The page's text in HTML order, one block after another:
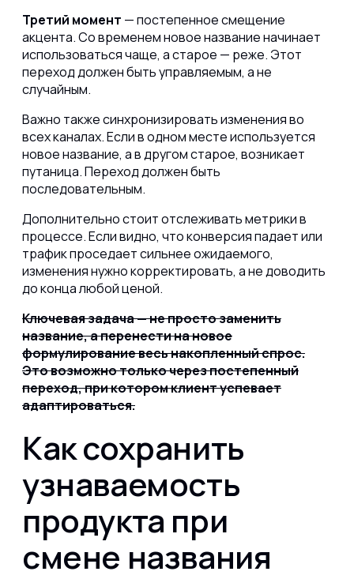
Третий момент — постепенное смещение
акцента. Со временем новое название начинает
использоваться чаще, а старое — реже. Этот
переход должен быть управляемым, а не
случайным.
Важно также синхронизировать изменения во
всех каналах. Если в одном месте используется
новое название, а в другом старое, возникает
путаница. Переход должен быть
последовательным.
Дополнительно стоит отслеживать метрики в
процессе. Если видно, что конверсия падает или
трафик проседает сильнее ожидаемого,
изменения нужно корректировать, а не доводить
до конца любой ценой.
Ключевая задача — не просто заменить
название, а перенести на новое
формулирование весь накопленный спрос.
Это возможно только через постепенный
переход, при котором клиент успевает
адаптироваться.
Как сохранить
узнаваемость
продукта при
смене названия